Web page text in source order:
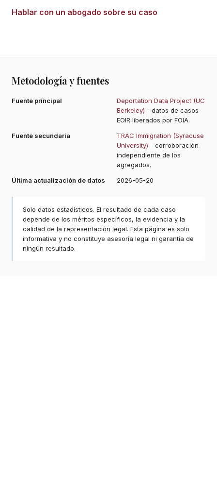
Hablar con un abogado sobre su caso
Metodología y fuentes
Fuente principal
Deportation Data Project (UC
Berkeley) - datos de casos
EOIR liberados por FOIA.
Fuente secundaria
TRAC Immigration (Syracuse
University) - corroboración
independiente de los
agregados.
Última actualización de datos
2026-05-20
Solo datos estadísticos. El resultado de cada caso
depende de los méritos específicos, la evidencia y la
calidad de la representación legal. Esta página es solo
informativa y no constituye asesoría legal ni garantía de
ningún resultado.